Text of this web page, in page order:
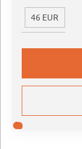
46 EUR